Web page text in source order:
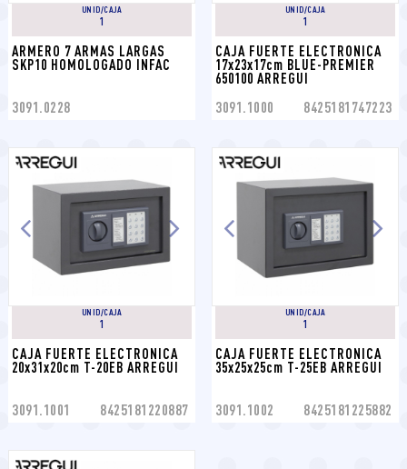
UNID/CAJA
1
ARMERO 7 ARMAS LARGAS
SKP10 HOMOLOGADO INFAC
3091.0228
UNID/CAJA
1
CAJA FUERTE ELECTRONICA
17x23x17cm BLUE-PREMIER
650100 ARREGUI
3091.1000 8425181747223
UNID/CAJA
1
CAJA FUERTE ELECTRONICA
20x31x20cm T-20EB ARREGUI
3091.1001 8425181220887
UNID/CAJA
1
CAJA FUERTE ELECTRONICA
35x25x25cm T-25EB ARREGUI
3091.1002 8425181225882